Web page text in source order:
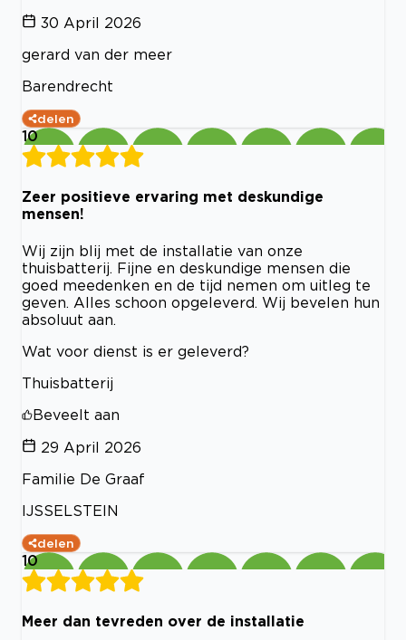
30 April 2026
gerard van der meer
Barendrecht
delen
10
Zeer positieve ervaring met deskundige
mensen!
Wij zijn blij met de installatie van onze
thuisbatterij. Fijne en deskundige mensen die
goed meedenken en de tijd nemen om uitleg te
geven. Alles schoon opgeleverd. Wij bevelen hun
absoluut aan.
Wat voor dienst is er geleverd?
Thuisbatterij
Beveelt aan
29 April 2026
Familie De Graaf
IJSSELSTEIN
delen
10
Meer dan tevreden over de installatie